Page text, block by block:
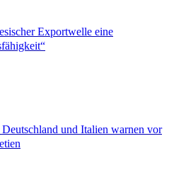
Exportwelle eine
und Italien warnen vor